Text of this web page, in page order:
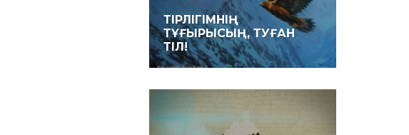
ТІРЛІГІМНІҢ
ТҰҒЫРЫСЫҢ, ТУҒАН
ТІЛ!